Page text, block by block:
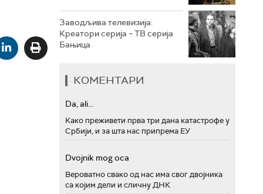
Заводљива телевизија:
Креатори серија – ТВ серија
Бањица
КОМЕНТАРИ
Da, ali...
Како преживети прва три дана катастрофе у
Србији, и за шта нас припрема ЕУ
Dvojnik mog oca
Вероватно свако од нас има свог двојника
са којим дели и сличну ДНК